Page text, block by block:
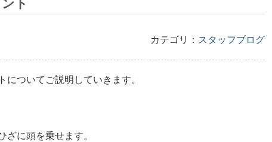
ト
カテゴリ： スタッフブログ
ついてご説明していきます。
に頭を乗せます。